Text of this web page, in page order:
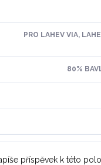
PRO LAHEV VIA,
80%
příspěvek k této